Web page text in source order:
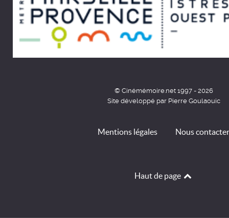
© Cinémémoire.net 1997 - 2026
Site développé par Pierre Goulaouic
Mentions légales Nous contacter
Haut de page